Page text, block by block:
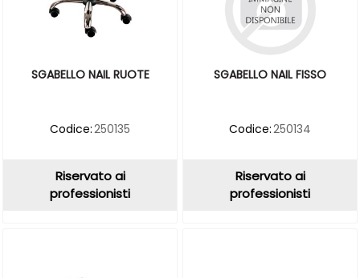
SGABELLO NAIL RUOTE
Codice:250135
Riservato ai
professionisti
SGABELLO NAIL FISSO
Codice:250134
Riservato ai
professionisti